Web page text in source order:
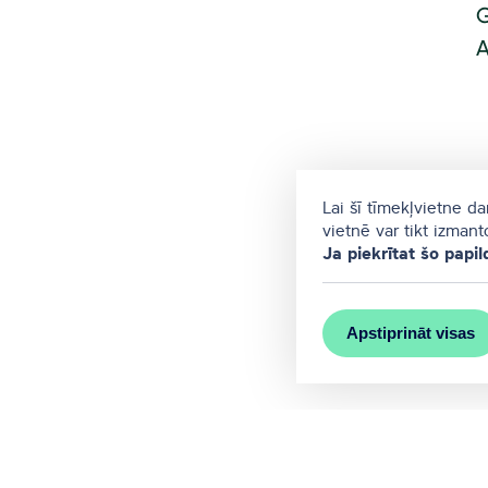
Lai šī tīmekļvietne
vietnē var tikt
Ja piekrītat šo
Apstiprināt visas